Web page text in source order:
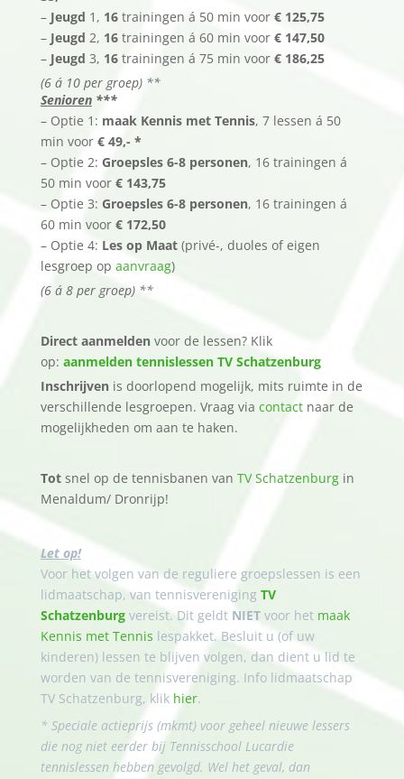
– Jeugd 1, 16trainingen á 50 min voor € 125,75
– Jeugd 2, 16trainingen á 60 min voor € 147,50
– Jeugd 3, 16trainingen á 75 min voor € 186,25
(6 á 10 per groep) **
Senioren***
– Optie 1: maak Kennis met Tennis, 7 lessen á 50
min voor € 49,- *
– Optie 2: Groepsles 6-8 personen, 16 trainingen á
50 min voor € 143,75
– Optie 3: Groepsles 6-8 personen, 16 trainingen á
60 min voor € 172,50
– Optie 4: Les op Maat(privé-, duoles of eigen
lesgroep op aanvraag)
(6 á 8 per groep) **
Direct aanmelden voor de lessen? Klik
op: aanmelden tennislessen TV Schatzenburg
Inschrijven is doorlopend mogelijk, mits ruimte in de
verschillende lesgroepen. Vraag via contactnaar de
mogelijkheden om aan te haken.
Tot snel op de tennisbanen van TV Schatzenburgin
Menaldum/ Dronrijp!
Let op!
Voor het volgen van de reguliere groepslessen is een
lidmaatschap, van tennisvereniging TV
Schatzenburgvereist. Dit geldt NIETvoor het maak
Kennis met Tennis lespakket. Besluit u (of uw
kinderen) lessen te blijven volgen, dan dient u lid te
worden van de tennisvereniging. Info lidmaatschap
TV Schatzenburg, klik hier.
* Speciale actieprijs (mkmt) voor geheel nieuwe lessers
die nog niet eerder bij Tennisschool Lucardie
tennislessen hebben gevolgd. Wel het geval, dan